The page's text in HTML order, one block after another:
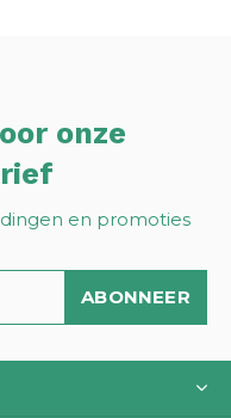
onze
en promoties
ABONNEER